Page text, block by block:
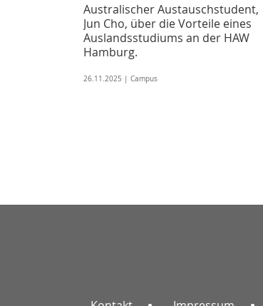
Australischer Austauschstudent,
Jun Cho, über die Vorteile eines
Auslandsstudiums an der HAW
Hamburg.
26.11.2025 | Campus